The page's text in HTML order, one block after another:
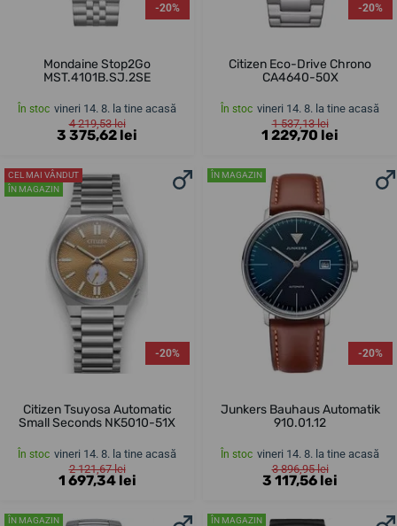
-20%
Mondaine Stop2Go
MST.4101B.SJ.2SE
În stoc vineri 14. 8. la tine acasă
4 219,53 lei
3 375,62 lei
-20%
Citizen Eco-Drive Chrono
CA4640-50X
În stoc vineri 14. 8. la tine acasă
1 537,13 lei
1 229,70 lei
CEL MAI VÂNDUT
ÎN MAGAZIN
-20%
Citizen Tsuyosa Automatic
Small Seconds NK5010-51X
În stoc vineri 14. 8. la tine acasă
2 121,67 lei
1 697,34 lei
ÎN MAGAZIN
-20%
Junkers Bauhaus Automatik
910.01.12
În stoc vineri 14. 8. la tine acasă
3 896,95 lei
3 117,56 lei
ÎN MAGAZIN ÎN MAGAZIN